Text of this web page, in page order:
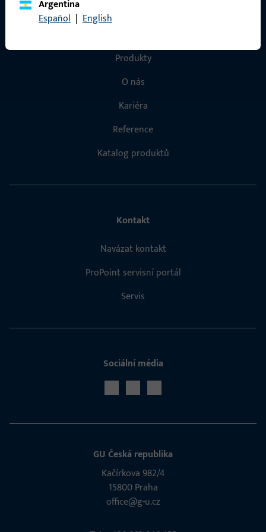
Argentina
Español | English
Produkty
O nás
Kariéra
Reference
Katalog produktů
Kontakt
Navázat kontakt
ProPoint servisní portál
Servis
Sociální média
GU Česká republika
Kačírkova 982/4
15800 Praha
office@g-u.cz